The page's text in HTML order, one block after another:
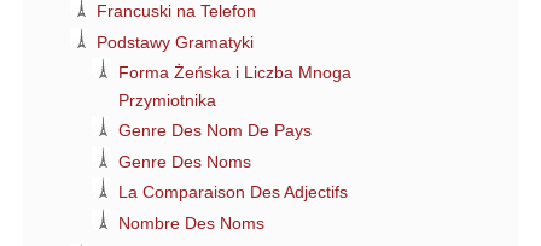
Francuski na Telefon
Podstawy Gramatyki
Forma Żeńska i Liczba Mnoga
Przymiotnika
Genre Des Nom De Pays
Genre Des Noms
La Comparaison Des Adjectifs
Nombre Des Noms